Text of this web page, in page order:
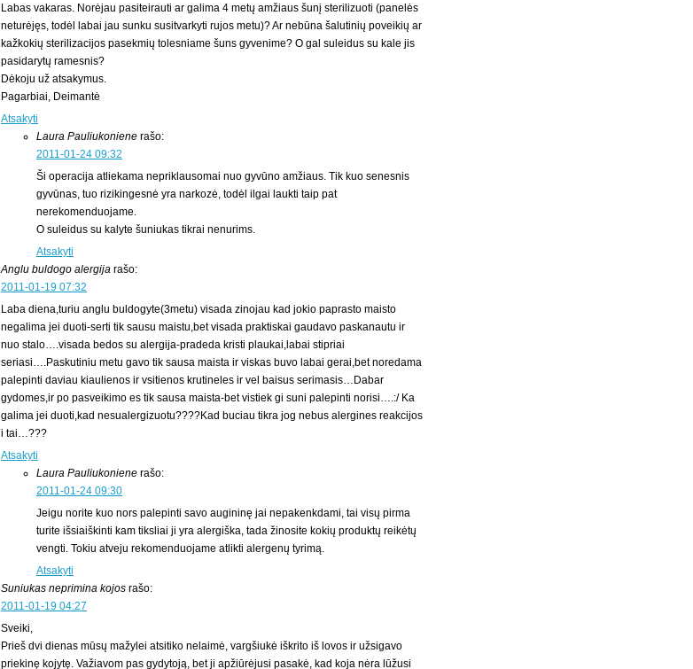
Labas vakaras. Norėjau pasiteirauti ar galima 4 metų amžiaus šunį sterilizuoti (panelės
neturėjęs, todėl labai jau sunku susitvarkyti rujos metu)? Ar nebūna šalutinių poveikių ar
kažkokių sterilizacijos pasekmių tolesniame šuns gyvenime? O gal suleidus su kale jis
pasidarytų ramesnis?
Dėkoju už atsakymus.
Pagarbiai, Deimantė
Atsakyti
Laura Pauliukoniene rašo:
2011-01-24 09:32
Ši operacija atliekama nepriklausomai nuo gyvūno amžiaus. Tik kuo senesnis
gyvūnas, tuo rizikingesnė yra narkozė, todėl ilgai laukti taip pat
nerekomenduojame.
O suleidus su kalyte šuniukas tikrai nenurims.
Atsakyti
Anglu buldogo alergija rašo:
2011-01-19 07:32
Laba diena,turiu anglu buldogyte(3metu) visada zinojau kad jokio paprasto maisto
negalima jei duoti-serti tik sausu maistu,bet visada praktiskai gaudavo paskanautu ir
nuo stalo….visada bedos su alergija-pradeda kristi plaukai,labai stipriai
seriasi….Paskutiniu metu gavo tik sausa maista ir viskas buvo labai gerai,bet noredama
palepinti daviau kiaulienos ir vsitienos krutineles ir vel baisus serimasis…Dabar
gydomes,ir po pasveikimo es tik sausa maista-bet vistiek gi suni palepinti norisi….:/ Ka
galima jei duoti,kad nesualergizuotu????Kad buciau tikra jog nebus alergines reakcijos
i tai…???
Atsakyti
Laura Pauliukoniene rašo:
2011-01-24 09:30
Jeigu norite kuo nors palepinti savo augininę jai nepakenkdami, tai visų pirma
turite išsiaiškinti kam tiksliai ji yra alergiška, tada žinosite kokių produktų reikėtų
vengti. Tokiu atveju rekomenduojame atlikti alergenų tyrimą.
Atsakyti
Suniukas neprimina kojos rašo:
2011-01-19 04:27
Sveiki,
Prieš dvi dienas mūsų mažylei atsitiko nelaimė, vargšiukė iškrito iš lovos ir užsigavo
priekinę kojytę. Važiavom pas gydytoją, bet ji apžiūrėjusi pasakė, kad koja nėra lūžusi